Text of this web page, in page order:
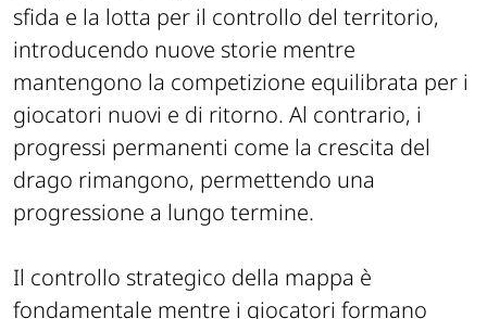
sfida e la lotta per il controllo del territorio,
introducendo nuove storie mentre
mantengono la competizione equilibrata per i
giocatori nuovi e di ritorno. Al contrario, i
progressi permanenti come la crescita del
drago rimangono, permettendo una
progressione a lungo termine.
Il controllo strategico della mappa è
fondamentale mentre i giocatori formano